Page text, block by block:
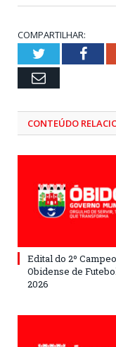
COMPARTILHAR:
Twitter
Email
CONTEÚDO
Edital do 2º
Obidense de
2026